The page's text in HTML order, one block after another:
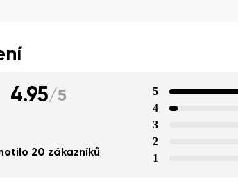
4.95/5
20 zákazníků
5
4
3
2
1